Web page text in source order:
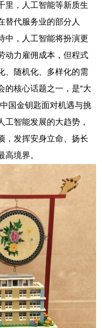
里，人工智能等新质生
替代服务业的部分人
中，人工智能将扮演更
动力雇佣成本，但程式
、随机化、多样化的需
的核心话题之一，是“大
国金钥匙面对机遇与挑
智能发展的大趋势，
，发挥安身立命、扬长
境界。